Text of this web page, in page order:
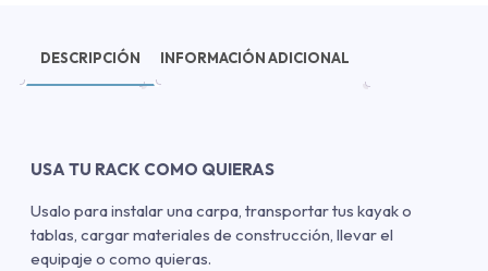
DESCRIPCIÓN INFORMACIÓN ADICIONAL
USA TU RACK COMO QUIERAS
Usalo para instalar una carpa, transportar tus kayak o
tablas, cargar materiales de construcción, llevar el
equipaje o como quieras.